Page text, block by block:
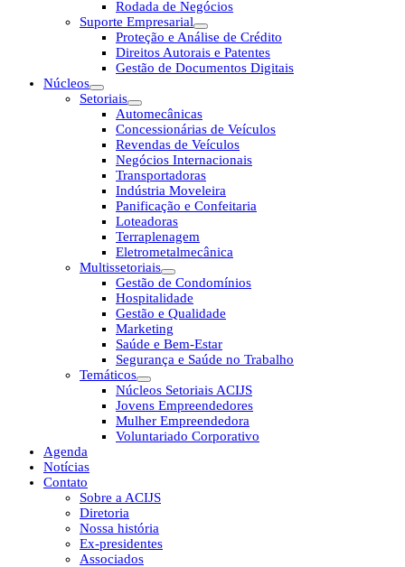
Rodada de Negócios
Suporte Empresarial
Proteção e Análise de Crédito
Direitos Autorais e Patentes
Gestão de Documentos Digitais
Núcleos
Setoriais
Automecânicas
Concessionárias de Veículos
Revendas de Veículos
Negócios Internacionais
Transportadoras
Indústria Moveleira
Panificação e Confeitaria
Loteadoras
Terraplenagem
Eletrometalmecânica
Multissetoriais
Gestão de Condomínios
Hospitalidade
Gestão e Qualidade
Marketing
Saúde e Bem-Estar
Segurança e Saúde no Trabalho
Temáticos
Núcleos Setoriais ACIJS
Jovens Empreendedores
Mulher Empreendedora
Voluntariado Corporativo
Agenda
Notícias
Contato
Sobre a ACIJS
Diretoria
Nossa história
Ex-presidentes
Associados